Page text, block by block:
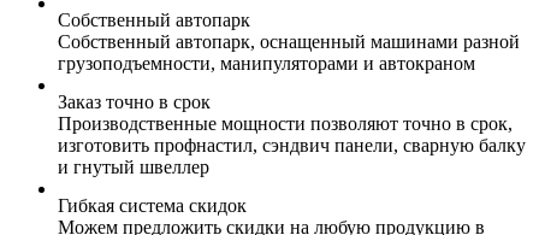
Собственный автопарк
Собственный автопарк, оснащенный машинами разной
грузоподъемности, манипуляторами и автокраном
Заказ точно в срок
Производственные мощности позволяют точно в срок,
изготовить профнастил, сэндвич панели, сварную балку
и гнутый швеллер
Гибкая система скидок
Можем предложить скидки на любую продукцию в